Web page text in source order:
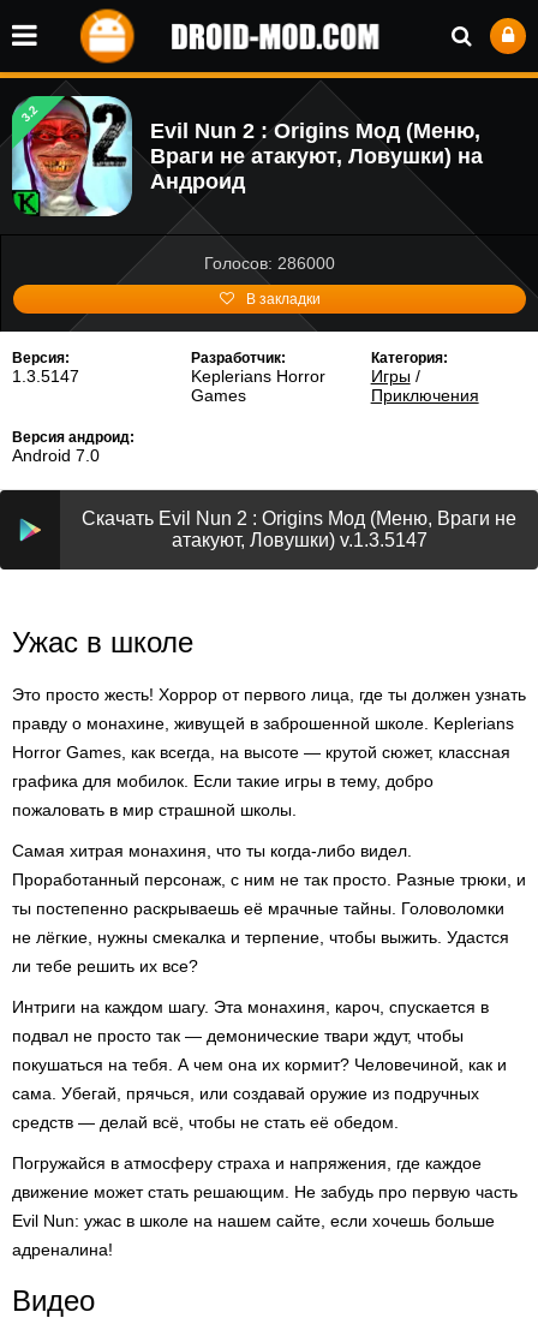
3.2
Evil Nun 2 : Origins Мод (Меню,
Враги не атакуют, Ловушки) на
Андроид
Голосов: 286000
В закладки
Версия:
1.3.5147
Разработчик:
Keplerians Horror
Games
Категория:
Игры/
Приключения
Версия андроид:
Android 7.0
Скачать Evil Nun 2 : Origins Мод (Меню, Враги не
атакуют, Ловушки) v.1.3.5147
Ужас в школе
Это просто жесть! Хоррор от первого лица, где ты должен узнать
правду о монахине, живущей в заброшенной школе. Keplerians
Horror Games, как всегда, на высоте — крутой сюжет, классная
графика для мобилок. Если такие игры в тему, добро
пожаловать в мир страшной школы.
Самая хитрая монахиня, что ты когда-либо видел.
Проработанный персонаж, с ним не так просто. Разные трюки, и
ты постепенно раскрываешь её мрачные тайны. Головоломки
не лёгкие, нужны смекалка и терпение, чтобы выжить. Удастся
ли тебе решить их все?
Интриги на каждом шагу. Эта монахиня, кароч, спускается в
подвал не просто так — демонические твари ждут, чтобы
покушаться на тебя. А чем она их кормит? Человечиной, как и
сама. Убегай, прячься, или создавай оружие из подручных
средств — делай всё, чтобы не стать её обедом.
Погружайся в атмосферу страха и напряжения, где каждое
движение может стать решающим. Не забудь про первую часть
Evil Nun: ужас в школе на нашем сайте, если хочешь больше
адреналина!
Видео